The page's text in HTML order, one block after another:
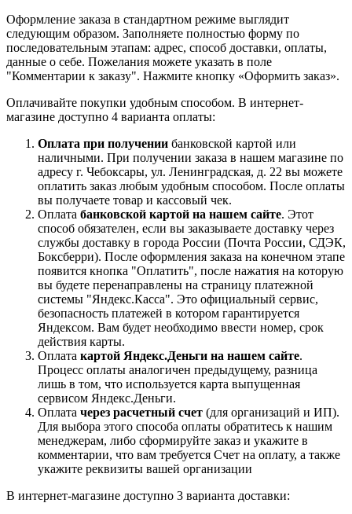
Оформление заказа в стандартном режиме выглядит
следующим образом. Заполняете полностью форму по
последовательным этапам: адрес, способ доставки, оплаты,
данные о себе. Пожелания можете указать в поле
"Комментарии к заказу". Нажмите кнопку «Оформить заказ».
Оплачивайте покупки удобным способом. В интернет-
магазине доступно 4 варианта оплаты:
Оплата при получении банковской картой или
наличными. При получении заказа в нашем магазине по
адресу г. Чебоксары, ул. Ленинградская, д. 22 вы можете
оплатить заказ любым удобным способом. После оплаты
вы получаете товар и кассовый чек.
Оплата банковской картой на нашем сайте. Этот
способ обязателен, если вы заказываете доставку через
службы доставку в города России (Почта России, СДЭК,
Боксберри). После оформления заказа на конечном этапе
появится кнопка "Оплатить", после нажатия на которую
вы будете перенаправлены на страницу платежной
системы "Яндекс.Касса". Это официальный сервис,
безопасность платежей в котором гарантируется
Яндексом. Вам будет необходимо ввести номер, срок
действия карты.
Оплата картой Яндекс.Деньги на нашем сайте.
Процесс оплаты аналогичен предыдущему, разница
лишь в том, что используется карта выпущенная
сервисом Яндекс.Деньги.
Оплата через расчетный счет (для организаций и ИП).
Для выбора этого способа оплаты обратитесь к нашим
менеджерам, либо сформируйте заказ и укажите в
комментарии, что вам требуется Счет на оплату, а также
укажите реквизиты вашей организации
В интернет-магазине доступно 3 варианта доставки: